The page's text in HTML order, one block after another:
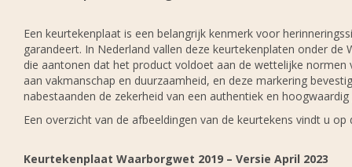
Een keurtekenplaat is een belangrijk kenmerk voor
garandeert. In Nederland vallen deze keurtekenplaten onder
die aantonen dat het product voldoet aan de wettelijke
aan vakmanschap en duurzaamheid, en deze markering
nabestaanden de zekerheid van een authentiek en hoogwaardig
Een overzicht van de afbeeldingen van de keurtekens vindt u
Keurtekenplaat Waarborgwet 2019 – Versie April 2023